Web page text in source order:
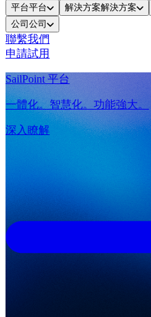
平台平台 解決方案解決方案
公司 公司
聯繫我們
申請試用
SailPoint 平台
一體化。智慧化。功能強大。
深入瞭解